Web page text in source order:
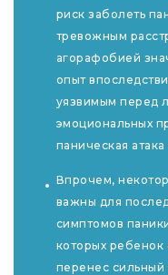
риск заболеть
тревожным
агорафобией
опыт
уязвимым перед
эмоциональных
паническая
Впрочем,
важны для
симптомов
которых ребенок
перенес сильный